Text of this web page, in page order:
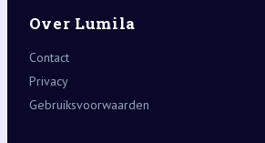
Over Lumila
Contact
Privacy
Gebruiksvoorwaarden